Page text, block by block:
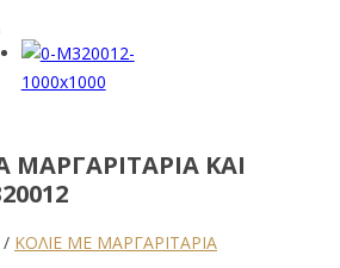
ΜΑΡΓΑΡΙΤΆΡΙΑ ΚΑΙ
/ ΚΟΛΙΈ ΜΕ ΜΑΡΓΑΡΙΤΆΡΙΑ